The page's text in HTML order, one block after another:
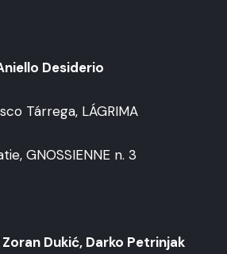
Desiderio
Tárrega, LÁGRIMA
GNOSSIENNE n. 3
Dukić, Darko Petrinjak